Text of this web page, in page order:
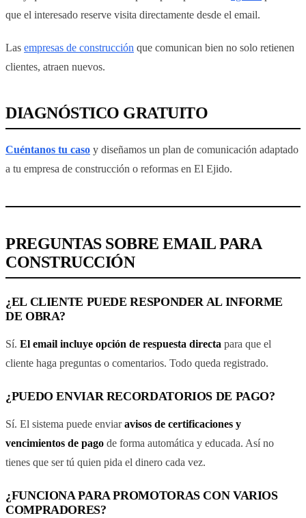
que el interesado reserve visita directamente desde el email.
Las empresas de construcción que comunican bien no solo retienen
clientes, atraen nuevos.
DIAGNÓSTICO GRATUITO
Cuéntanos tu caso y diseñamos un plan de comunicación adaptado
a tu empresa de construcción o reformas en El Ejido.
PREGUNTAS SOBRE EMAIL PARA
CONSTRUCCIÓN
¿EL CLIENTE PUEDE RESPONDER AL INFORME
DE OBRA?
Sí. El email incluye opción de respuesta directa para que el
cliente haga preguntas o comentarios. Todo queda registrado.
¿PUEDO ENVIAR RECORDATORIOS DE PAGO?
Sí. El sistema puede enviaravisos de certificaciones y
vencimientos de pago de forma automática y educada. Así no
tienes que ser tú quien pida el dinero cada vez.
¿FUNCIONA PARA PROMOTORAS CON VARIOS
COMPRADORES?